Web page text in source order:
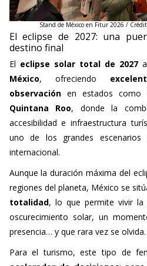
Stand de México en Fitur 2026 /
El eclipse de 2027: una
destino final
México
observación
, donde la
accesibilidad e infraestructura
uno de los grandes escenarios
regiones del planeta, México se sitúa
totalidad
, lo que permite vivir la
oscurecimiento solar, un
presencia… y que rara vez se olvida.
acelerador de decisiones